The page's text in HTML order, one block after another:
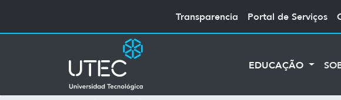
Transparencia Portal de Serviços
EDUCAÇÃO